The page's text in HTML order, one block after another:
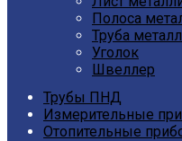
Полоса
Труба
Уголок
Швеллер
Трубы ПНД
Измерительные
Отопительные